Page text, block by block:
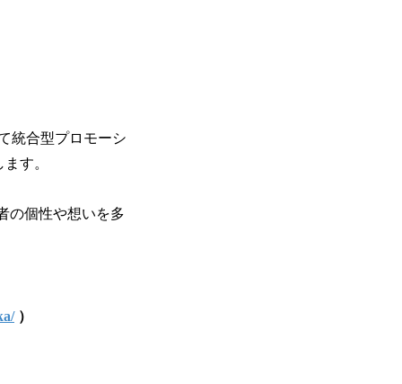
統合型プロモーシ
す。
の個性や想いを多
）